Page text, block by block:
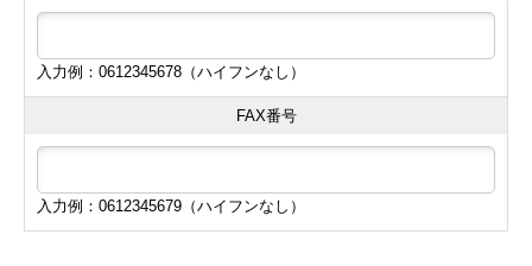
入力例：0612345678（ハイフンなし）
FAX番号
入力例：0612345679（ハイフンなし）